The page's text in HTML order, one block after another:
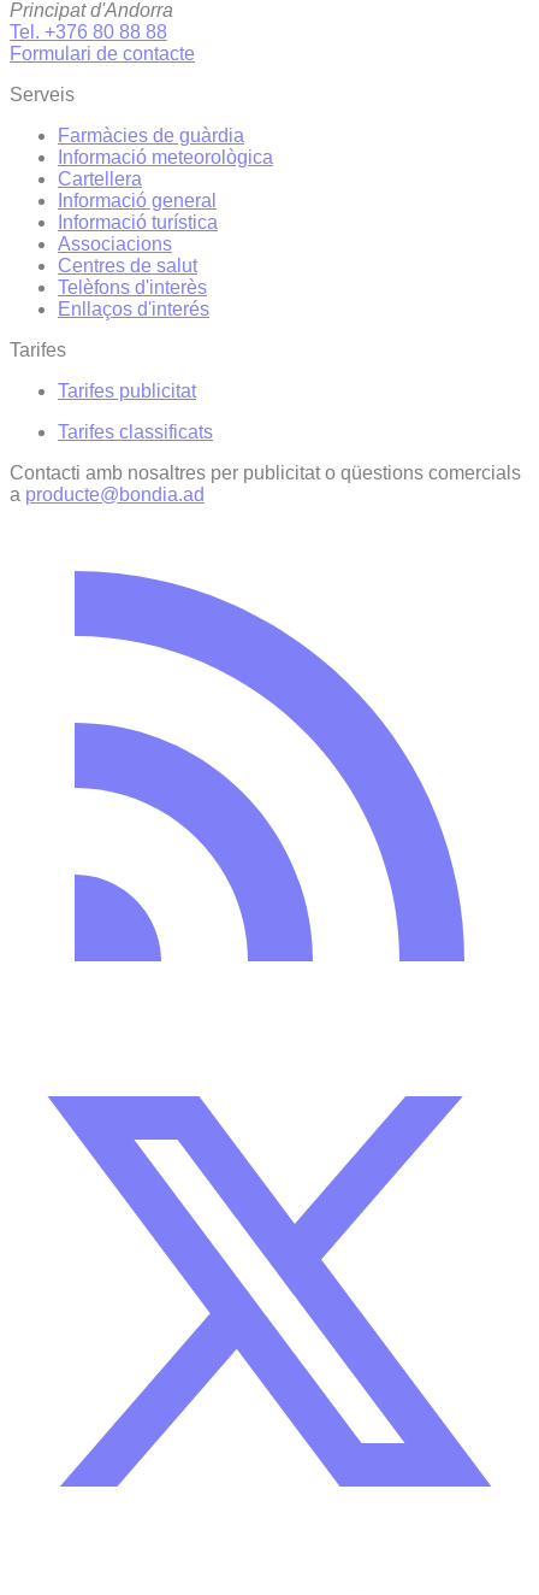
Principat d'Andorra
Tel. +376 80 88 88
Formulari de contacte
Serveis
Farmàcies de guàrdia
Informació meteorològica
Cartellera
Informació general
Informació turística
Associacions
Centres de salut
Telèfons d'interès
Enllaços d'interés
Tarifes
Tarifes publicitat
Tarifes classificats
Contacti amb nosaltres per publicitat o qüestions comercials
a producte@bondia.ad